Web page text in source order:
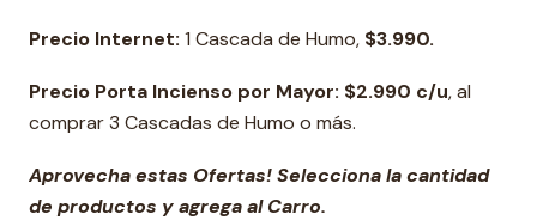
Precio Internet: 1 Cascada de Humo, $3.990.
Precio Porta Incienso por Mayor: $2.990 c/u, al
comprar 3 Cascadas de Humo o más.
Aprovecha estas Ofertas! Selecciona la cantidad
de productos y agrega al Carro.